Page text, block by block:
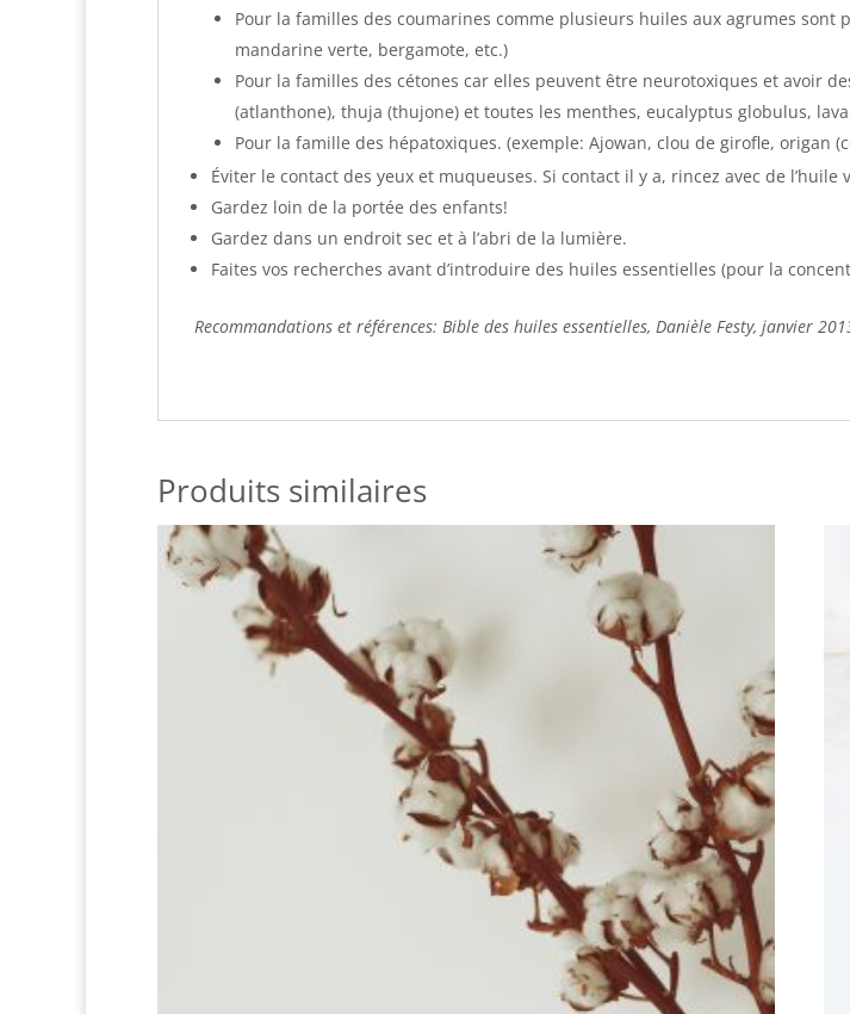
Pour la familles des coumarines comme plusieurs huiles aux agrumes
mandarine verte, bergamote, etc.)
Pour la familles des cétones car elles peuvent être neurotoxiques et avoir
(atlanthone), thuja (thujone) et toutes les menthes, eucalyptus globulus,
Pour la famille des hépatoxiques. (exemple: Ajowan, clou de girofle, origan
Éviter le contact des yeux et muqueuses. Si contact il y a, rincez avec de
Gardez loin de la portée des enfants!
Gardez dans un endroit sec et à l’abri de la lumière.
Faites vos recherches avant d’introduire des huiles essentielles (pour la
Recommandations et références: Bible des huiles essentielles, Danièle Festy, janvier
Produits similaires